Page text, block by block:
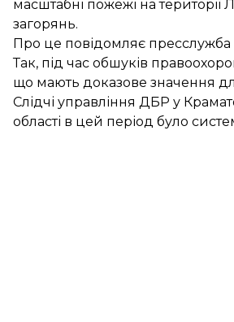
масштабні пожежі на території
загорянь.
Про це повідомляє
Так, під час обшуків
що мають доказове значення
Слідчі управління ДБР у
області в цей період було